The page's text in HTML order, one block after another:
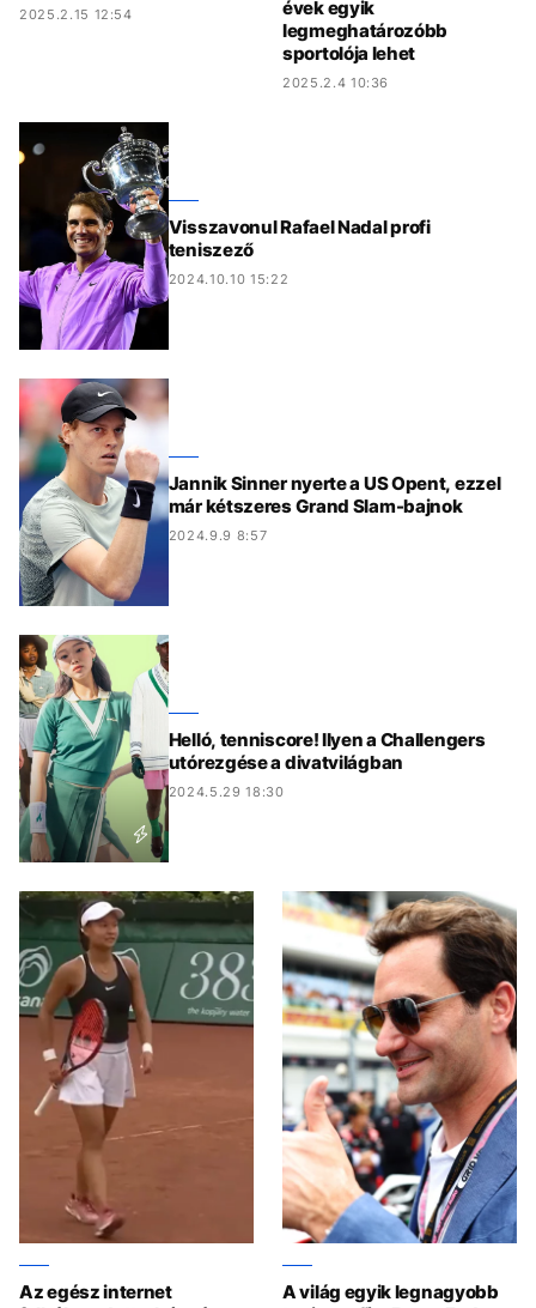
2025.2.15 12:54
évek egyik
legmeghatározóbb
sportolója lehet
2025.2.4 10:36
Visszavonul Rafael Nadal profi
teniszező
2024.10.10 15:22
Jannik Sinner nyerte a US Opent, ezzel
már kétszeres Grand Slam-bajnok
2024.9.9 8:57
Helló, tenniscore! Ilyen a Challengers
utórezgése a divatvilágban
2024.5.29 18:30
Az egész internet
A világ egyik legnagyobb